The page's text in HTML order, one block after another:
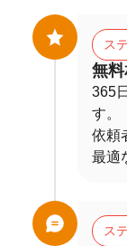
ス
無
365
す。
依頼
最適
ス